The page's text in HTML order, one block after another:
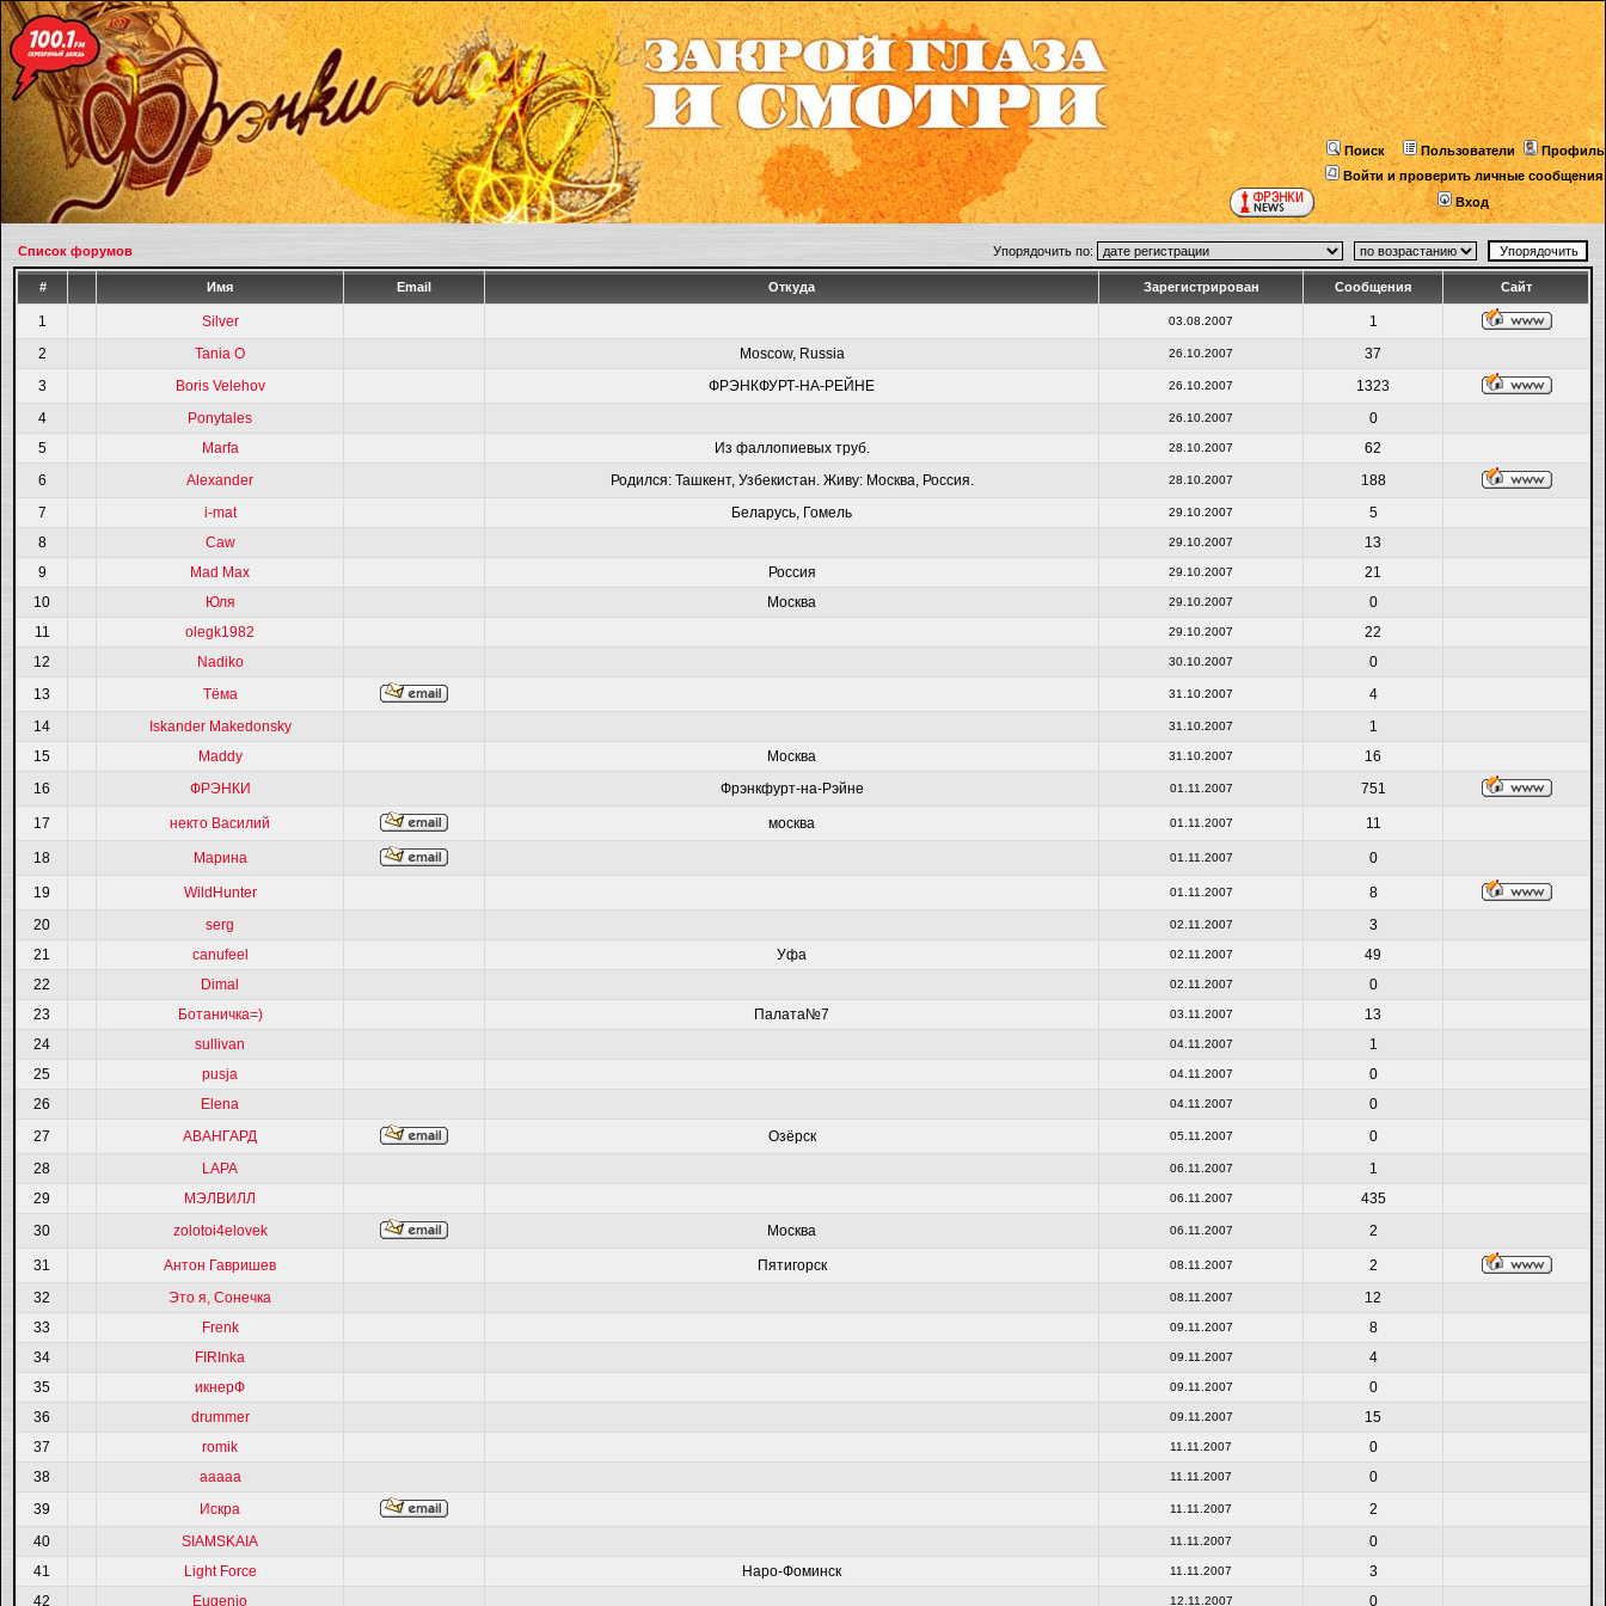
Поиск Пользователи
Профиль
Войти и проверить личные сообщения
Вход
Список форумов Упорядочить по:
# Имя Email Откуда Зарегистрирован Сообщения Сайт
1 Silver 03.08.2007
1
2
Tania O Moscow, Russia 26.10.2007
37
3
Boris Velehov ФРЭНКФУРТ-НА-РЕЙНЕ 26.10.2007
1323
4
Ponytales 26.10.2007
0
5
Marfa Из фаллопиевых труб. 28.10.2007
62
6
Alexander Родился: Ташкент, Узбекистан. Живу: Москва, Россия. 28.10.2007
188
7
i-mat Беларусь, Гомель 29.10.2007
5
8
Caw 29.10.2007
13
9
Mad Max Россия 29.10.2007
21
10
Юля Москва 29.10.2007
0
11
olegk1982 29.10.2007
22
12
Nadiko 30.10.2007
0
13
Тёма 31.10.2007
4
14
Iskander Makedonsky 31.10.2007
1
15
Maddy Москва 31.10.2007
16
16
ФРЭНКИ Фрэнкфурт-на-Рэйне 01.11.2007 751
17 некто Василий москва 01.11.2007 11
18 Марина 01.11.2007 0
19 WildHunter 01.11.2007
8
20
serg 02.11.2007
3
21
canufeel Уфа 02.11.2007
49
22
Dimal 02.11.2007
0
23
Ботаничка=) Палата№7 03.11.2007
13
24
sullivan 04.11.2007
1
25
pusja 04.11.2007
0
26
Elena 04.11.2007
0
27
АВАНГАРД Озёрск 05.11.2007
0
28
LAPA 06.11.2007
1
29
МЭЛВИЛЛ 06.11.2007
435
30
zolotoi4elovek Москва 06.11.2007 2
31 Антон Гавришев Пятигорск 08.11.2007
2
32
Это я, Сонечка 08.11.2007
12
33
Frenk 09.11.2007
8
34
FIRInka 09.11.2007
4
35
икнерФ 09.11.2007
0
36
drummer 09.11.2007
15
37
romik 11.11.2007
0
38
ааааа 11.11.2007
0
39
Искра 11.11.2007
2
40
SIAMSKAIA 11.11.2007
0
41
Light Force Наро-Фоминск 11.11.2007
3
42
Eugenio 12.11.2007 0